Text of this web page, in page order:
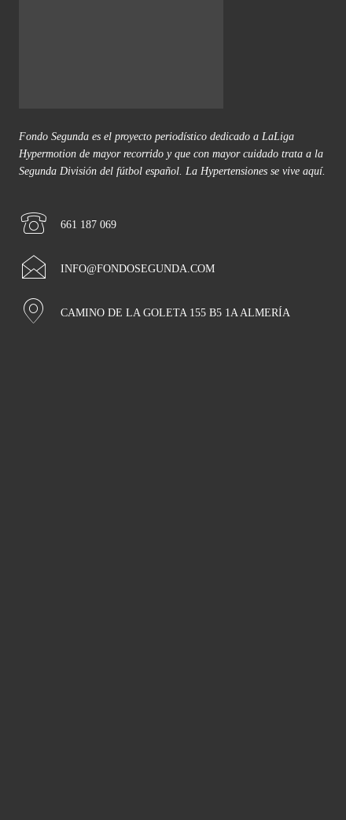
Fondo Segunda es el proyecto periodístico dedicado a LaLiga
Hypermotion de mayor recorrido y que con mayor cuidado trata a la
Segunda División del fútbol español. La Hypertensiones se vive aquí.
661 187 069
INFO@FONDOSEGUNDA.COM
CAMINO DE LA GOLETA 155 B5 1A ALMERÍA